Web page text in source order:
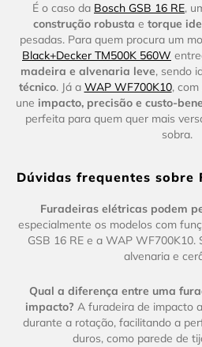
É o caso da Bosch GSB 16 RE,
construção robusta e torque
pesadas. Para quem procura um
Black+Decker TM500K 560W
madeira e alvenaria leve, sendo
técnico. Já a WAP WF700K10, com
une impacto, precisão e custo-
perfeita para quem quer mais
sobra.
Dúvidas frequentes sobre
Furadeiras elétricas podem
especialmente os modelos com
GSB 16 RE e a WAP WF700K10.
alvenaria e
Qual a diferença entre uma
impacto? A furadeira de impacto
durante a rotação, facilitando a
duros, como parede de